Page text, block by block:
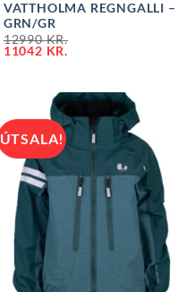
VATTHOLMA REGNGALLI –
GRN/GR
12990KR.
11042 KR.
ÚTSALA!